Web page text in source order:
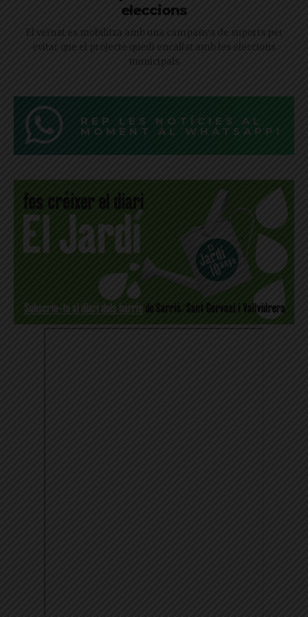
eleccions
El veïnat es mobilitza amb una campanya de suports per
evitar que el projecte quedi encallat amb les eleccions
municipals
REP LES NOTÍCIES AL
MOMENT AL WHATSAPP!